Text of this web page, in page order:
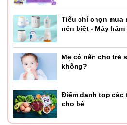
Tiêu chí chọn mua
nên biết - Máy
Mẹ có nên cho trẻ
không?
Điểm danh top các
cho bé